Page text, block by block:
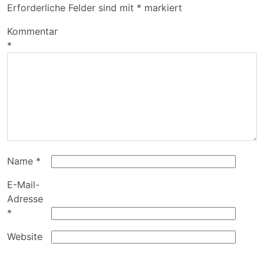
Erforderliche Felder sind mit * markiert
Kommentar
*
Name *
E-Mail-
Adresse
*
Website